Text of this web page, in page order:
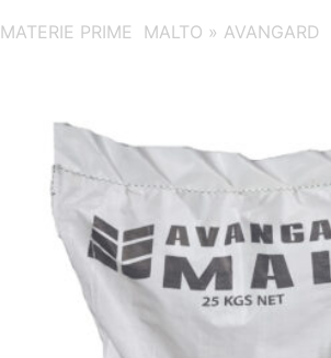
MATERIE PRIME MALTO » AVANGARD